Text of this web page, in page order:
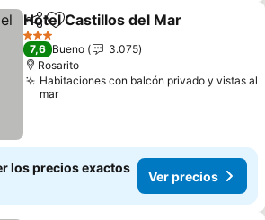
CompartirAgregar a favoritos
Hotel Castillos del Mar
3 Estrellas
7,6 Bueno
3.075
Rosarito
Habitaciones con balcón privado y vistas al
mar
los precios exactos
Ver precios